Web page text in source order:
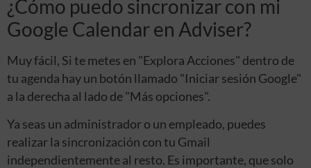
¿Cómo puedo sincronizar con mi
Google Calendar en Adviser?
Muy fácil, Si te metes en "Explora Acciones" dentro de
tu agenda hay un botón llamado "Iniciar sesión Google"
a la derecha al lado de "Más opciones".
Ya seas un administrador o un empleado, puedes
realizar la sincronización con tu Gmail
independientemente al resto. Es importante, que solo